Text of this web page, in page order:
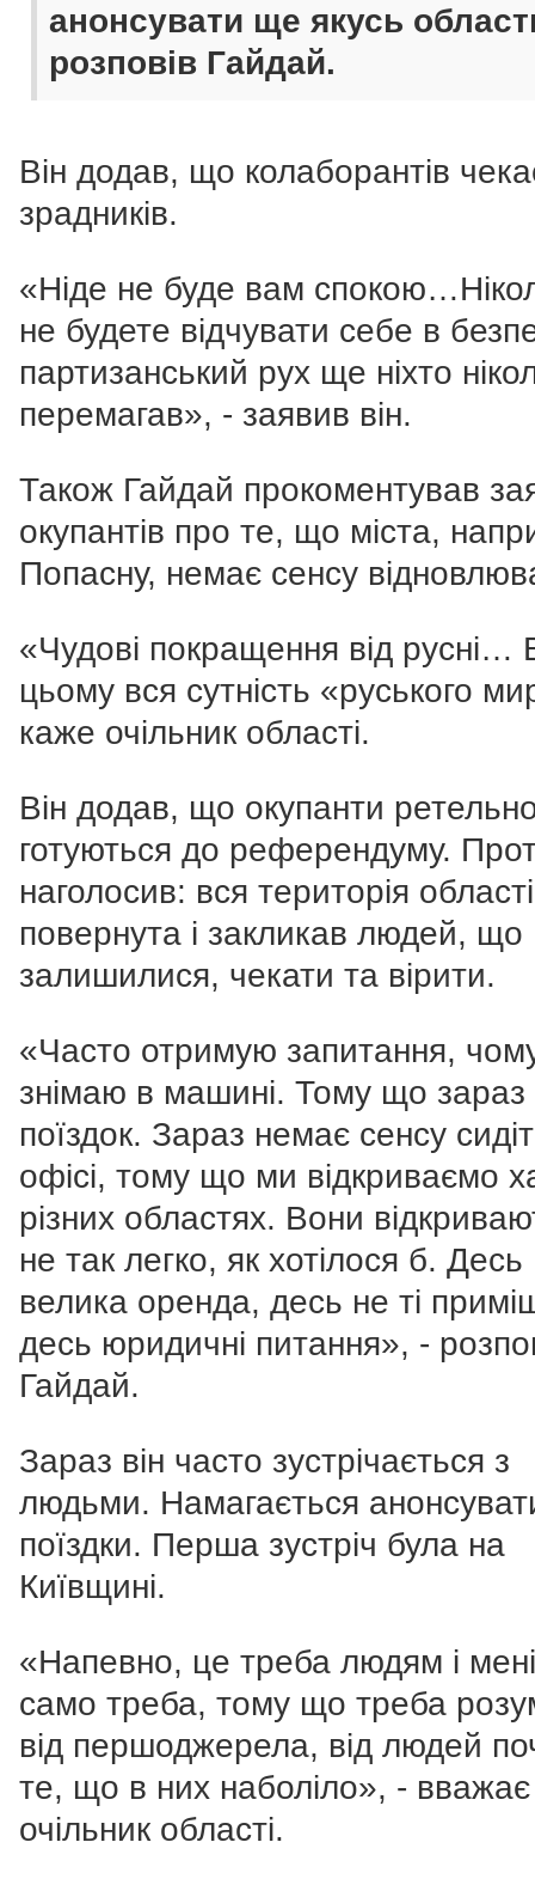
анонсувати ще якусь
розповів Гайдай.
Він додав, що колаборантів
зрадників.
«Ніде не буде вам
не будете відчувати себе в
партизанський рух ще ніхто
перемагав», - заявив він.
Також Гайдай прокоментував
окупантів про те, що міста,
Попасну, немає сенсу
«Чудові покращення від русні…
цьому вся сутність «руського
каже очільник області.
Він додав, що окупанти
готуються до референдуму.
наголосив: вся територія
повернута і закликав людей, що
залишилися, чекати та вірити.
«Часто отримую запитання,
знімаю в машині. Тому що зараз
поїздок. Зараз немає сенсу
офісі, тому що ми відкриваємо
різних областях. Вони
не так легко, як хотілося б. Десь
велика оренда, десь не ті
десь юридичні питання», -
Гайдай.
Зараз він часто зустрічається з
людьми. Намагається
поїздки. Перша зустріч була на
Київщині.
«Напевно, це треба людям і
само треба, тому що треба
від першоджерела, від людей
те, що в них наболіло», - вважає
очільник області.